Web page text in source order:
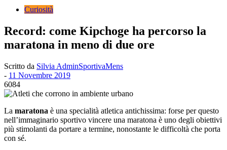
Curiosità
Record: come Kipchoge ha percorso la
maratona in meno di due ore
Scritto da Silvia AdminSportivaMens
- 11 Novembre 2019
6084
La maratona è una specialità atletica antichissima: forse per questo
nell’immaginario sportivo vincere una maratona è uno degli obiettivi
più stimolanti da portare a termine, nonostante le difficoltà che porta
con sé.